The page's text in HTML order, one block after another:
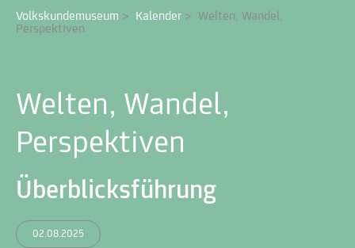
Volkskundemuseum > Kalender > Welten, Wandel,
Perspektiven
Welten, Wandel,
Perspektiven
Überblicksführung
02.08.2025